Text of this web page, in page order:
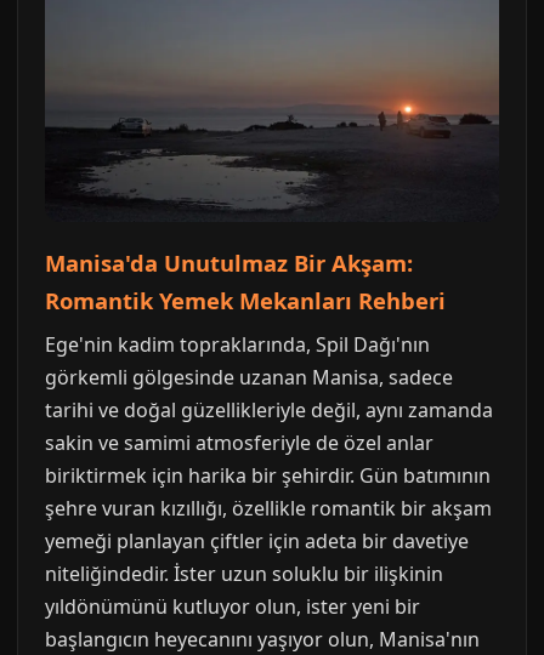
Manisa'da Unutulmaz Bir Akşam:
Romantik Yemek Mekanları Rehberi
Ege'nin kadim topraklarında, Spil Dağı'nın
görkemli gölgesinde uzanan Manisa, sadece
tarihi ve doğal güzellikleriyle değil, aynı zamanda
sakin ve samimi atmosferiyle de özel anlar
biriktirmek için harika bir şehirdir. Gün batımının
şehre vuran kızıllığı, özellikle romantik bir akşam
yemeği planlayan çiftler için adeta bir davetiye
niteliğindedir. İster uzun soluklu bir ilişkinin
yıldönümünü kutluyor olun, ister yeni bir
başlangıcın heyecanını yaşıyor olun, Manisa'nın